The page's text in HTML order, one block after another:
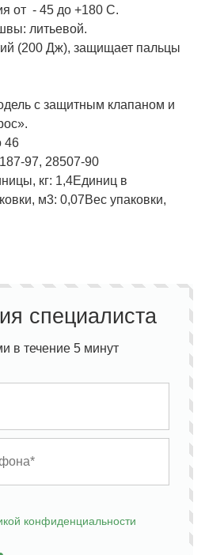
от - 45 до +180 С.
литьевой.
(200 Дж), защищает пальцы
с защитным клапаном и
46
97, 28507-90
кг: 1,4Единиц в
м3: 0,07Вес упаковки,
специалиста
в течение 5 минут
конфиденциальности